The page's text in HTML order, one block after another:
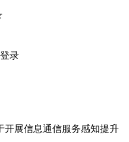
录
开展信息通信服务感知提升